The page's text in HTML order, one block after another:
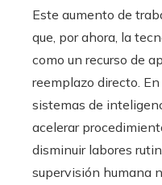
Este aumento de
que, por ahora, la
como un recurso de
reemplazo directo.
sistemas de
acelerar
disminuir labores
supervisión humana